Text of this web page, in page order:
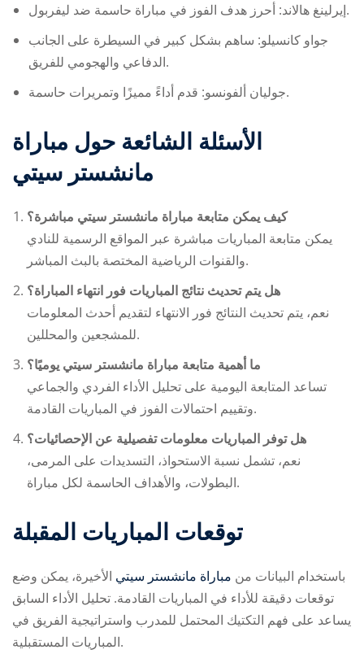
إيرلينغ هالاند: أحرز هدف الفوز في مباراة حاسمة ضد ليفربول.
جواو كانسيلو: ساهم بشكل كبير في السيطرة على الجانب
الدفاعي والهجومي للفريق.
جوليان ألفونسو: قدم أداءً مميزًا وتمريرات حاسمة.
الأسئلة الشائعة حول مباراة
مانشستر سيتي
كيف يمكن متابعة مباراة مانشستر سيتي مباشرة؟
يمكن متابعة المباريات مباشرة عبر المواقع الرسمية للنادي
والقنوات الرياضية المختصة بالبث المباشر.
هل يتم تحديث نتائج المباريات فور انتهاء المباراة؟
نعم، يتم تحديث النتائج فور الانتهاء لتقديم أحدث المعلومات
للمشجعين والمحللين.
ما أهمية متابعة مباراة مانشستر سيتي يوميًا؟
تساعد المتابعة اليومية على تحليل الأداء الفردي والجماعي
وتقييم احتمالات الفوز في المباريات القادمة.
هل توفر المباريات معلومات تفصيلية عن الإحصائيات؟
نعم، تشمل نسبة الاستحواذ، التسديدات على المرمى،
البطولات، والأهداف الحاسمة لكل مباراة.
توقعات المباريات المقبلة
باستخدام البيانات من مباراة مانشستر سيتي الأخيرة، يمكن وضع
توقعات دقيقة للأداء في المباريات القادمة. تحليل الأداء السابق
يساعد على فهم التكتيك المحتمل للمدرب واستراتيجية الفريق في
المباريات المستقبلية.